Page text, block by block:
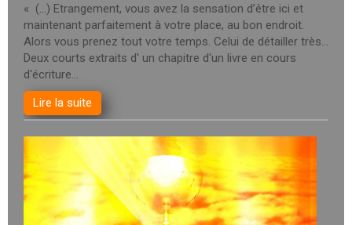
« (…) Etrangement, vous avez la sensation d’être ici et
maintenant parfaitement à votre place, au bon endroit.
Alors vous prenez tout votre temps. Celui de détailler très...
Deux courts extraits d' un chapitre d'un livre en cours
d'écriture...
Lire la suite